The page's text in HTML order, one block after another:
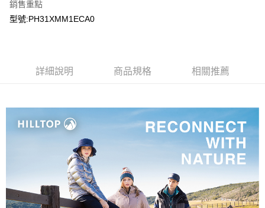
宅配
每筆NT$90，滿NT$899(含以上)免運費
銷售重點
型號:PH31XMM1ECA0
詳細說明 商品規格 相關推薦